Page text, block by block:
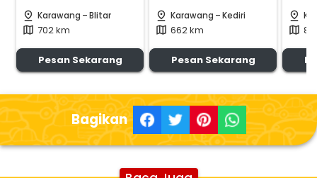
pin_drop Karawang -Blitar
map 702 km
Pesan Sekarang
pin_drop Karawang -Kediri
map 662 km
Pesan Sekarang
pin_drop
map
Bagikan